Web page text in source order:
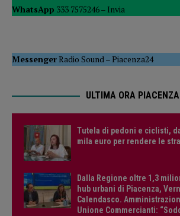
WhatsApp 333 7575246 – Invia
MessengerRadio Sound–Piacenza24
ULTIMA ORA PIACENZA
Tutela di pedoni e ciclisti,
mila euro per rendere le
Dalla Regione oltre 1,3
hub urbani di Piacenza,
Calendasco.
Unione Commercianti: